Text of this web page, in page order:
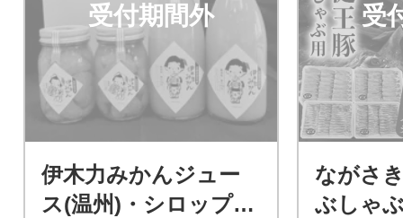
受付期間外
伊木力みかんジュー
ス(温州)・シロップ漬
受
ながさ
ぶしゃ